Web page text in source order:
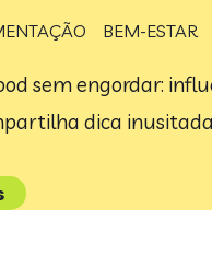
BEM-ESTAR
sem engordar:
dica inusitada